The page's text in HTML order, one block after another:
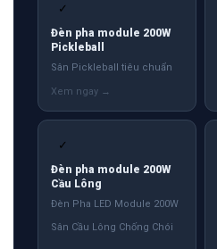
✓
Đèn pha module 200W
Pickleball
Sân Pickleball tiêu chuẩn
✓
Đèn pha module 200W
Cầu Lông
Đèn Pha LED Module 200W
Sân Cầu Lông Chống Chói